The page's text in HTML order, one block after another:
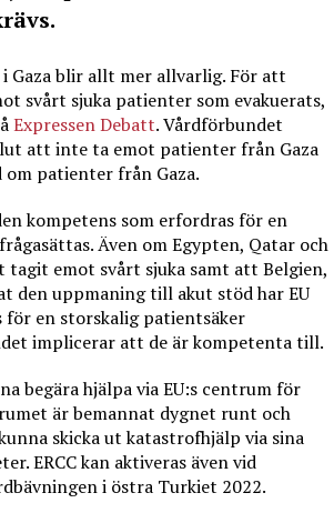
Gaza blir allt mer allvarlig. För att
svårt sjuka patienter som evakuerats,
Expressen Debatt. Vårdförbundet
att inte ta emot patienter från Gaza
patienter från Gaza.
kompetens som erfordras för en
Även om Egypten, Qatar och
emot svårt sjuka samt att Belgien,
den uppmaning till akut stöd har EU
för en storskalig patientsäker
implicerar att de är kompetenta till.
begära hjälpa via EU:s centrum för
är bemannat dygnet runt och
skicka ut katastrofhjälp via sina
ERCC kan aktiveras även vid
i östra Turkiet 2022.